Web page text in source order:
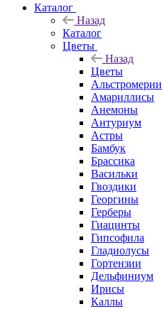
Каталог
Назад
Каталог
Цветы
Назад
Цветы
Альстромерии
Амариллисы
Анемоны
Антуриум
Астры
Бамбук
Брассика
Васильки
Гвоздики
Георгины
Герберы
Гиацинты
Гипсофила
Гладиолусы
Гортензии
Дельфиниум
Ирисы
Каллы